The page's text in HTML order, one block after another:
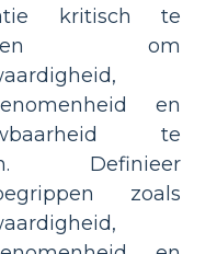
kritisch te
om
en
te
Definieer
zoals